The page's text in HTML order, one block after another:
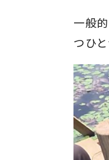
一般
つひ